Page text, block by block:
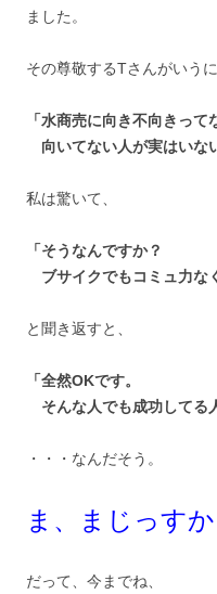
ました。
その尊敬するTさんがいう
「水商売に向き不向きって
向いてない人が実はいな
私は驚いて、
「そうなんですか？
ブサイクでもコミュ力な
と聞き返すと、
「全然OKです。
そんな人でも成功してる
・・・なんだそう。
ま、まじっす
だって、今までね、